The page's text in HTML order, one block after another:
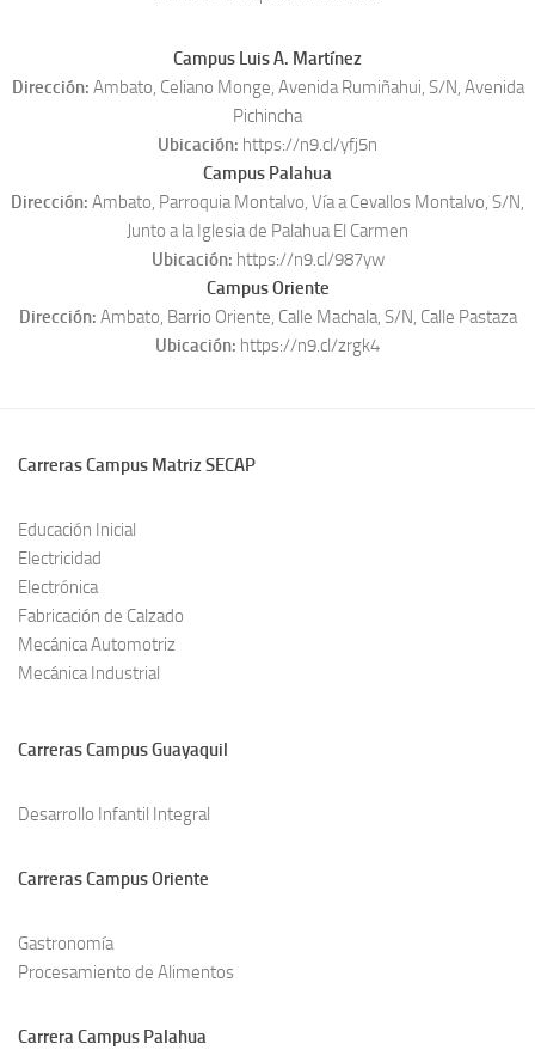
Campus Luis A. Martínez
Dirección: Ambato, Celiano Monge, Avenida Rumiñahui, S/N, Avenida
Pichincha
Ubicación: https://n9.cl/yfj5n
Campus Palahua
Dirección: Ambato, Parroquia Montalvo, Vía a Cevallos Montalvo, S/N,
Junto a la Iglesia de Palahua El Carmen
Ubicación: https://n9.cl/987yw
Campus Oriente
Dirección: Ambato, Barrio Oriente, Calle Machala, S/N, Calle Pastaza
Ubicación: https://n9.cl/zrgk4
Carreras Campus Matriz SECAP
Educación Inicial
Electricidad
Electrónica
Fabricación de Calzado
Mecánica Automotriz
Mecánica Industrial
Carreras Campus Guayaquil
Desarrollo Infantil Integral
Carreras Campus Oriente
Gastronomía
Procesamiento de Alimentos
Carrera Campus Palahua